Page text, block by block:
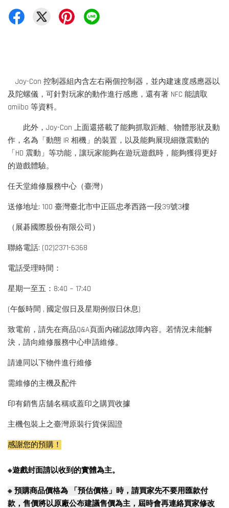
Joy-Con 控制器組內含左右兩個控制器，並內建速度感應器以
及陀螺儀，可針對玩家的動作進行感應，還有著 NFC 能讀取
amiibo 等資料。
此外，Joy-Con 上面還搭載了能夠抓取距離、物體形狀及動
作，名為「動態 IR 相機」的裝置，以及能夠展現細微震動的
「HD 震動」等功能，讓玩家能夠在遊玩遊戲時，能夠獲得更好
的遊戲體驗。
任天堂維修服務中心（臺灣）
送修地址: 100 臺灣臺北市中正區忠孝西路一段39號3樓
（展碁國際股份有限公司）
聯絡電話: (02)2371-6368
電話受理時間：
星期一至五：8:40 ~ 17:40
(午飯時間 , 國定假日及星期例假日休息)
致電前，請先在商品Q&A頁面內確認故障內容。若情況未能解
決，請向維修服務中心申請維修。
請連同以下物件進行維修
需維修的主機及配件
印有銷售店舖名稱或蓋印之購買收據
主機包裝上之臺灣原裝行貨保固證
感謝您的預購！
※遊戲封面請以收到的實體為主。
※ 預購商品價格為 「預估價格」時，請買家先不要用匯款付
款，售價將以原廠公布建議售價為主，屆時會再連絡買家修改